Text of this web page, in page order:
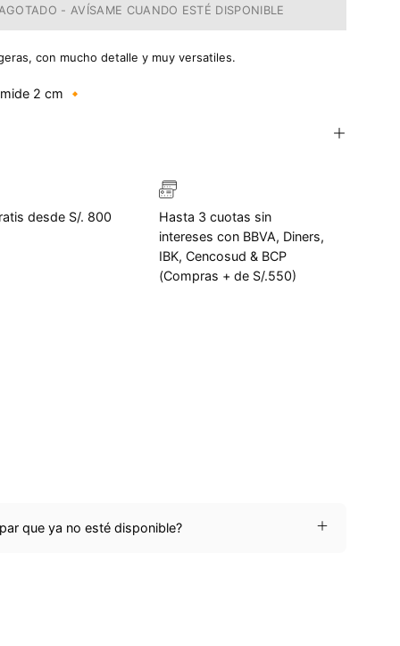
AGOTADO - AVÍSAME CUANDO ESTÉ DISPONIBLE
con mucho detalle y muy versatiles.
2 cm 🔸
desde S/. 800
Hasta 3 cuotas sin
intereses con BBVA, Diners,
IBK, Cencosud & BCP
(Compras + de S/.550)
que ya no esté disponible?